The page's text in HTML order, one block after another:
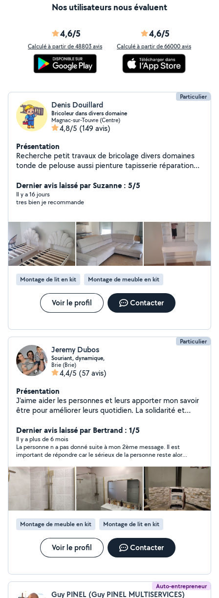
Nos utilisateurs nous évaluent
4,6/5
Calculé à partir de 48803 avis
4,6/5
Calculé à partir de 66000 avis
Particulier
Denis Douillard
Bricoleur dans divers domaine
Magnac-sur-Touvre (Centre)
4,8/5 (149 avis)
Présentation
Recherche petit travaux de bricolage divers domaines
tonde de pelouse aussi pienture tapisserie réparation
ventilateur au plafond,installation robot tondeuse etc.
Dernier avis laissé par Suzanne : 5/5
Il y a 16 jours
tres bien je recommande
Montage de lit en kit Montage de meuble en kit
Voir le profil Contacter
Particulier
Jeremy Dubos
Souriant, dynamique,
Brie (Brie)
4,4/5 (57 avis)
Présentation
J'aime aider les personnes et leurs apporter mon savoir
être pour améliorer leurs quotidien. La solidarité et
Dernier avis laissé par Bertrand : 1/5
Il y a plus de 6 mois
La personne n a pas donné suite à mon 2ème message. Il est
important de répondre car le sérieux de la personne reste alors
Montage de meuble en kit Montage de lit en kit
Voir le profil Contacter
Auto-entrepreneur
Guy PINEL (Guy PINEL MULTISERVICES)